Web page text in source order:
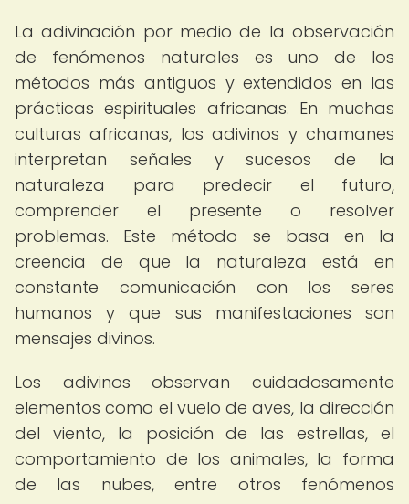
La adivinación por medio de la observación
de fenómenos naturales es uno de los
métodos más antiguos y extendidos en las
prácticas espirituales africanas. En muchas
culturas africanas, los adivinos y chamanes
interpretan señales y sucesos de la
naturaleza para predecir el futuro,
comprender el presente o resolver
problemas. Este método se basa en la
creencia de que la naturaleza está en
constante comunicación con los seres
humanos y que sus manifestaciones son
mensajes divinos.
Los adivinos observan cuidadosamente
elementos como el vuelo de aves, la dirección
del viento, la posición de las estrellas, el
comportamiento de los animales, la forma
de las nubes, entre otros fenómenos